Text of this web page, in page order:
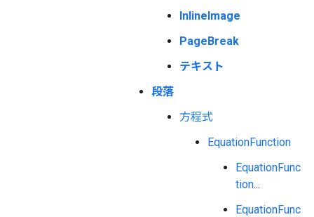
InlineImage
PageBreak
テキスト
段落
方程式
EquationFunction
EquationFunc
tion...
EquationFunc